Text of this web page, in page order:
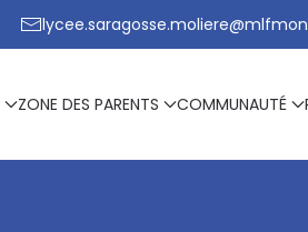
ZONE DES PARENTS COMMUNAUTÉ